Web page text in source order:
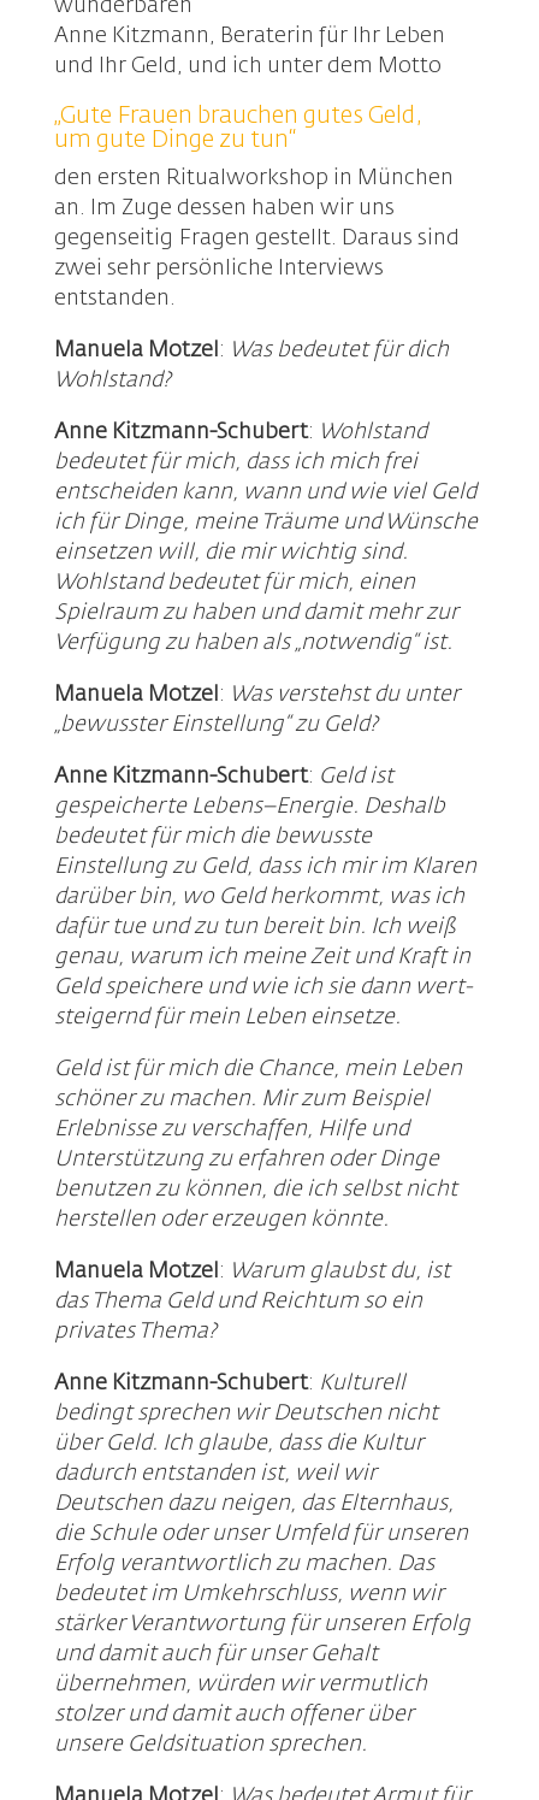
wunderbaren
Anne Kitzmann, Beraterin für Ihr Leben
und Ihr Geld, und ich unter dem Motto
„Gute Frauen brauchen gutes Geld,
um gute Dinge zu tun“
den ersten Ritualworkshop in München
an. Im Zuge dessen haben wir uns
gegenseitig Fragen gestellt. Daraus sind
zwei sehr persönliche Interviews
entstanden.
Manuela Motzel : Was bedeutet für dich
Wohlstand?
Anne Kitzmann-Schubert: Wohlstand
bedeutet für mich, dass ich mich frei
entscheiden kann, wann und wie viel Geld
ich für Dinge, meine Träume und Wünsche
einsetzen will, die mir wichtig sind.
Wohlstand bedeutet für mich, einen
Spielraum zu haben und damit mehr zur
Verfügung zu haben als „notwendig“ ist.
Manuela Motzel : Was verstehst du unter
„bewusster Einstellung“ zu Geld?
Anne Kitzmann-Schubert: Geld ist
gespeicherte Lebens–Energie. Deshalb
bedeutet für mich die bewusste
Einstellung zu Geld, dass ich mir im Klaren
darüber bin, wo Geld herkommt, was ich
dafür tue und zu tun bereit bin. Ich weiß
genau, warum ich meine Zeit und Kraft in
Geld speichere und wie ich sie dann wert-
steigernd für mein Leben einsetze.
Geld ist für mich die Chance, mein Leben
schöner zu machen. Mir zum Beispiel
Erlebnisse zu verschaffen, Hilfe und
Unterstützung zu erfahren oder Dinge
benutzen zu können, die ich selbst nicht
herstellen oder erzeugen könnte.
Manuela Motzel : Warum glaubst du, ist
das Thema Geld und Reichtum so ein
privates Thema?
Anne Kitzmann-Schubert: Kulturell
bedingt sprechen wir Deutschen nicht
über Geld. Ich glaube, dass die Kultur
dadurch entstanden ist, weil wir
Deutschen dazu neigen, das Elternhaus,
die Schule oder unser Umfeld für unseren
Erfolg verantwortlich zu machen. Das
bedeutet im Umkehrschluss, wenn wir
stärker Verantwortung für unseren Erfolg
und damit auch für unser Gehalt
übernehmen, würden wir vermutlich
stolzer und damit auch offener über
unsere Geldsituation sprechen.